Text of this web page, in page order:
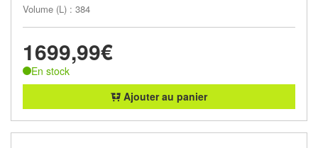
Volume (L) : 384
1699,99€
En stock
Ajouter au panier